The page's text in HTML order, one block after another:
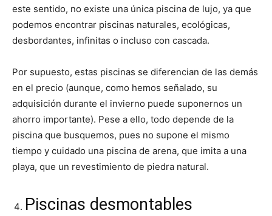
este sentido, no existe una única piscina de lujo, ya que
podemos encontrar piscinas naturales, ecológicas,
desbordantes, infinitas o incluso con cascada.
Por supuesto, estas piscinas se diferencian de las demás
en el precio (aunque, como hemos señalado, su
adquisición durante el invierno puede suponernos un
ahorro importante). Pese a ello, todo depende de la
piscina que busquemos, pues no supone el mismo
tiempo y cuidado una piscina de arena, que imita a una
playa, que un revestimiento de piedra natural.
Piscinas desmontables